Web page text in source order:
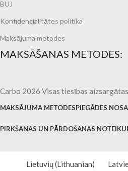
BUJ
Konfidencialitātes politika
Maksājuma metodes
MAKSĀŠANAS METODES:
Carbo 2026 Visas tiesības
MAKSĀJUMA METODESPIEGĀDES
PIRKŠANAS UN PĀRDOŠANAS
Lietuvių(Lithuanian)